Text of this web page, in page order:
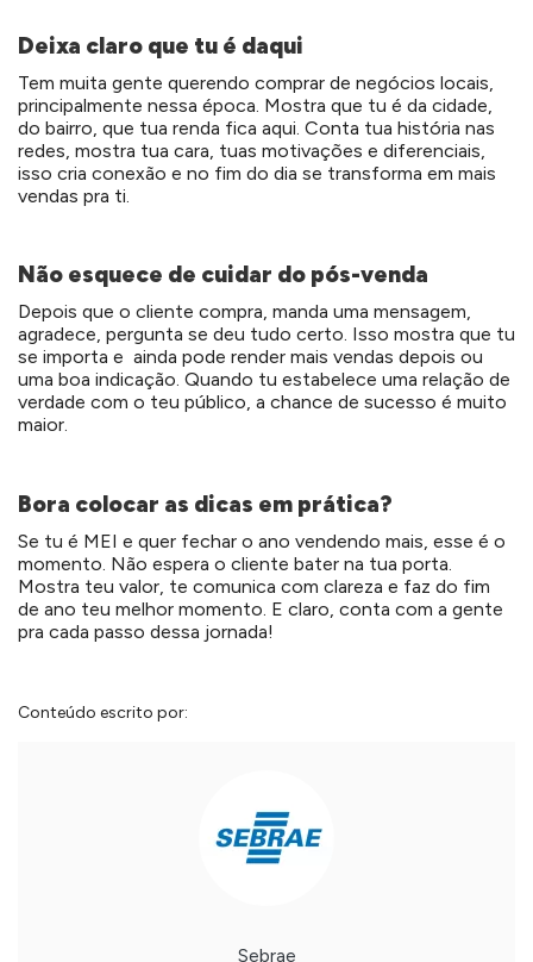
Deixa claro que tu é daqui
Tem muita gente querendo comprar de negócios locais,
principalmente nessa época. Mostra que tu é da cidade,
do bairro, que tua renda fica aqui. Conta tua história nas
redes, mostra tua cara, tuas motivações e diferenciais,
isso cria conexão e no fim do dia se transforma em mais
vendas pra ti.
Não esquece de cuidar do pós-venda
Depois que o cliente compra, manda uma mensagem,
agradece, pergunta se deu tudo certo. Isso mostra que tu
se importa e ainda pode render mais vendas depois ou
uma boa indicação. Quando tu estabelece uma relação de
verdade com o teu público, a chance de sucesso é muito
maior.
Bora colocar as dicas em prática?
Se tu é MEI e quer fechar o ano vendendo mais, esse é o
momento. Não espera o cliente bater na tua porta.
Mostra teu valor, te comunica com clareza e faz do fim
de ano teu melhor momento. E claro, conta com a gente
pra cada passo dessa jornada!
Conteúdo escrito por:
Sebrae